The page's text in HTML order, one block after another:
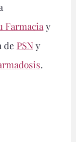
Farmacia y
de PSNy
.